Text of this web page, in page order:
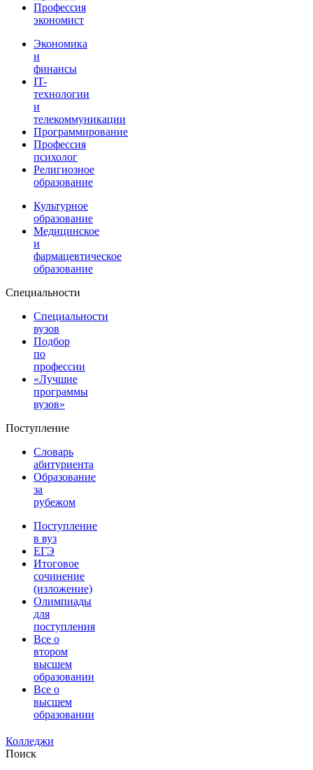
Профессия
экономист
Экономика
и
финансы
IT-
технологии
и
телекоммуникации
Программирование
Профессия
психолог
Религиозное
образование
Культурное
образование
Медицинское
и
фармацевтическое
образование
Специальности
Специальности
вузов
Подбор
по
профессии
«Лучшие
программы
вузов»
Поступление
Словарь
абитуриента
Образование
за
рубежом
Поступление
в вуз
ЕГЭ
Итоговое
сочинение
(изложение)
Олимпиады
для
поступления
Все о
втором
высшем
образовании
Все о
высшем
образовании
Колледжи
Поиск